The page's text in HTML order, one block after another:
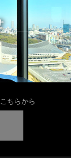
ちらから